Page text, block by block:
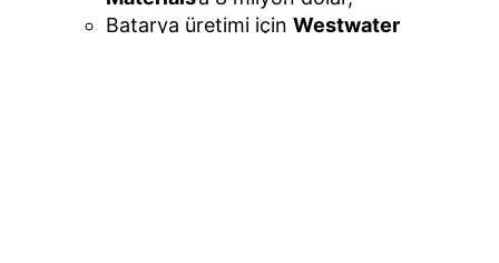
Batarya üretimi için Westwater